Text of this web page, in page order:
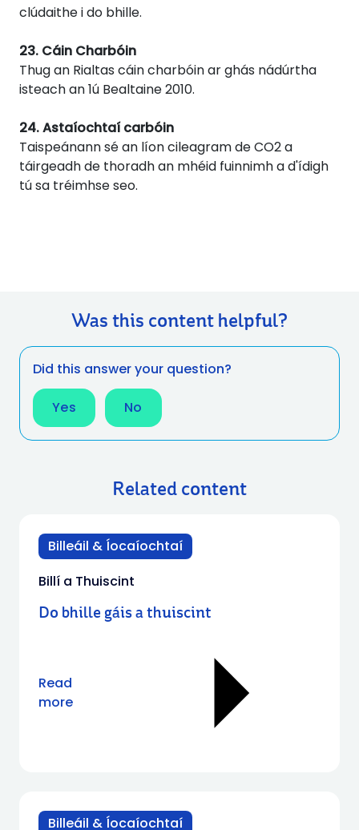
clúdaithe i do bhille.
23. Cáin Charbóin
Thug an Rialtas cáin charbóin ar ghás nádúrtha
isteach an 1ú Bealtaine 2010.
24. Astaíochtaí carbóin
Taispeánann sé an líon cileagram de CO2 a
táirgeadh de thoradh an mhéid fuinnimh a d'ídigh
tú sa tréimhse seo.
Was this content helpful?
Did this answer your question?
Yes No
Related content
Billeáil & Íocaíochtaí
Billí a Thuiscint
Do bhille gáis a thuiscint
Read
more
Billeáil & Íocaíochtaí